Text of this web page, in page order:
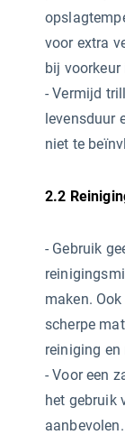
voor extra
bij voorkeur
- Vermijd
levensduur
niet te
2.2
- Gebruik
maken.
scherpe
reiniging en
- Voor een
het gebruik
aanbevolen.